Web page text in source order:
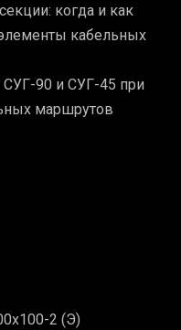
когда и как
кабельных
90 и СУГ-45 при
маршрутов
2 (Э)